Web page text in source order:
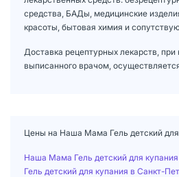
средства, БАДы, медицинские
красоты, бытовая химия и
Доставка рецептурных лекарств, при
выписанного врачом,
Цены на Наша Мама Гель детский для
Наша Мама Гель детский для
Гель детский для купания в Санкт-